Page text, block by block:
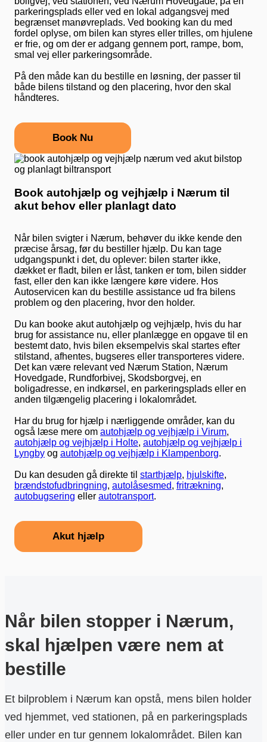
parkeringsplads eller ved en lokal adgangsvej med
begrænset manøvreplads. Ved booking kan du med
fordel oplyse, om bilen kan styres eller trilles, om hjulene
er frie, og om der er adgang gennem port, rampe, bom,
smal vej eller parkeringsområde.
På den måde kan du bestille en løsning, der passer til
både bilens tilstand og den placering, hvor den skal
håndteres.
Book Nu
Book autohjælp og vejhjælp i Nærum til
akut behov eller planlagt dato
Når bilen svigter i Nærum, behøver du ikke kende den
præcise årsag, før du bestiller hjælp. Du kan tage
udgangspunkt i det, du oplever: bilen starter ikke,
dækket er fladt, bilen er låst, tanken er tom, bilen sidder
fast, eller den kan ikke længere køre videre. Hos
Autoservicen kan du bestille assistance ud fra bilens
problem og den placering, hvor den holder.
Du kan booke akut autohjælp og vejhjælp, hvis du har
brug for assistance nu, eller planlægge en opgave til en
bestemt dato, hvis bilen eksempelvis skal startes efter
stilstand, afhentes, bugseres eller transporteres videre.
Det kan være relevant ved Nærum Station, Nærum
Hovedgade, Rundforbivej, Skodsborgvej, en
boligadresse, en indkørsel, en parkeringsplads eller en
anden tilgængelig placering i lokalområdet.
Har du brug for hjælp i nærliggende områder, kan du
også læse mere om autohjælp og vejhjælp i Virum,
autohjælp og vejhjælp i Holte, autohjælp og vejhjælp i
Lyngby og autohjælp og vejhjælp i Klampenborg.
Du kan desuden gå direkte til starthjælp, hjulskifte,
brændstofudbringning, autolåsesmed, fritrækning,
autobugsering eller autotransport.
Akut hjælp
Når bilen stopper i Nærum,
skal hjælpen være nem at
bestille
Et bilproblem i Nærum kan opstå, mens bilen holder
ved hjemmet, ved stationen, på en parkeringsplads
eller under en tur gennem lokalområdet. Bilen kan